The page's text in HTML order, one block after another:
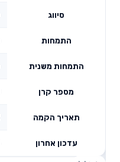
סיווג
התמחות
התמחות משנית
מספר קרן
תאריך הקמה
עדכון אחרון